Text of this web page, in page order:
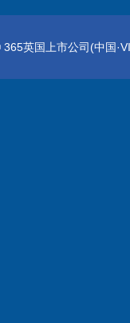
365英国上市公司(中国